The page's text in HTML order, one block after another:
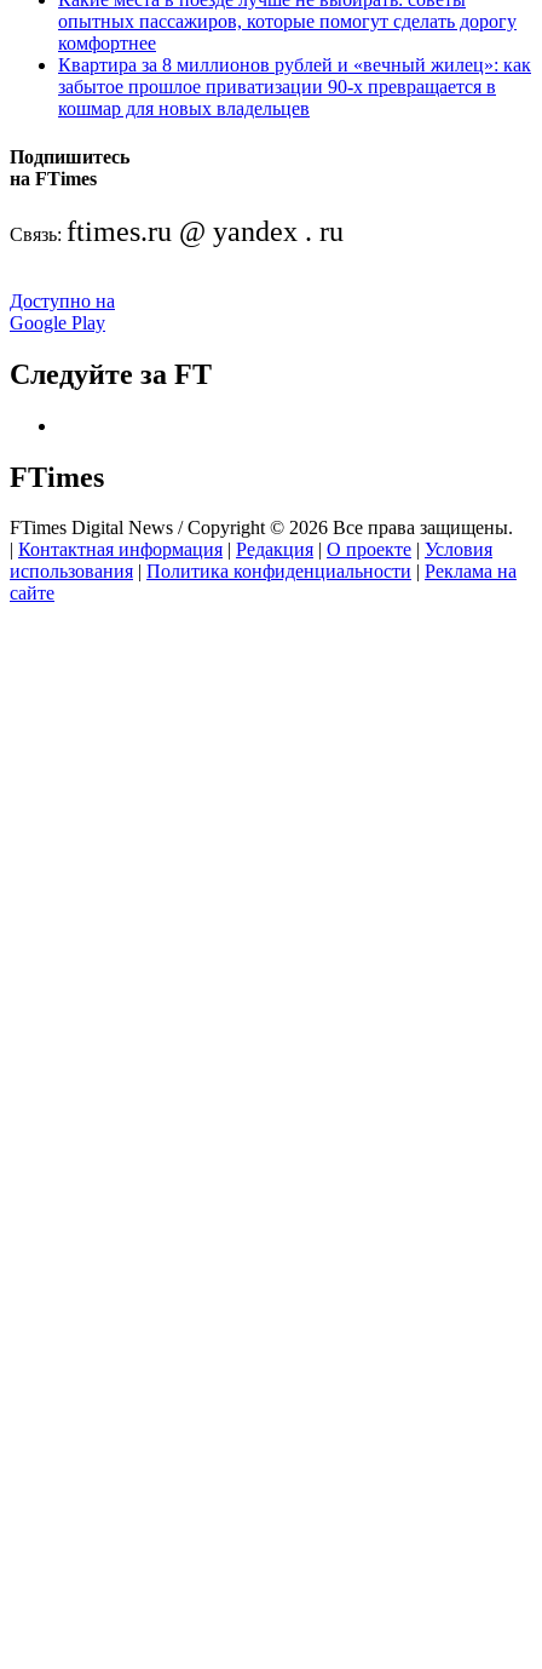
опытных пассажиров, которые помогут сделать дорогу
комфортнее
Квартира за 8 миллионов рублей и «вечный жилец»: как
забытое прошлое приватизации 90-х превращается в
кошмар для новых владельцев
Подпишитесь
на FTimes
Связь: ftimes.ru @ yandex . ru
Доступно на
Google Play
Следуйте за FT
FTimes
FTimes Digital News / Copyright © 2026 Все права защищены.
Контактная информация Редакция О проекте
Условия
использования
Политика конфиденциальности
Реклама на
сайте